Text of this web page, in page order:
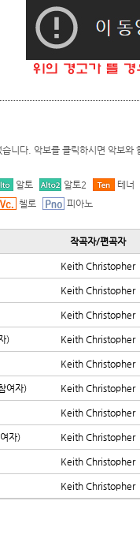
니다. 악보를 클릭하시면 악보와
알토 알토2
테너
첼로 피아노
작곡자/편곡자
Keith Christopher
Keith Christopher
Keith Christopher
) Keith Christopher
Keith Christopher
여자) Keith Christopher
Keith Christopher
자) Keith Christopher
Keith Christopher
Keith Christopher